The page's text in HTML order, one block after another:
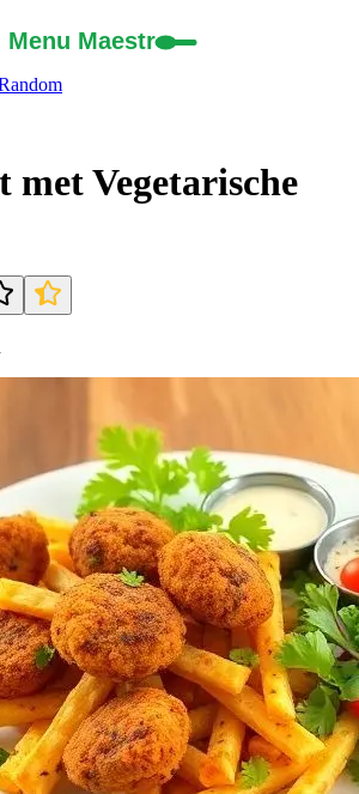
met Vegetarische